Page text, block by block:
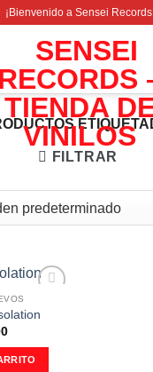
¡Bienvenido a Sensei
FILTRAR
a la